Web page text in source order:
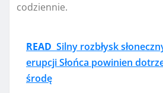
codziennie.
READ Silny rozbłysk
erupcji Słońca powinien
środę